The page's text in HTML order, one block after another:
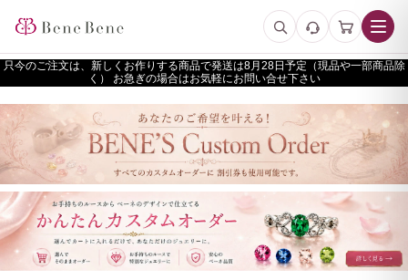
只今のご注文は、新しくお作りする商品で発送は
予定（現品や一部商品除
く） お急ぎの場合はお気軽にお問い合せ下さい